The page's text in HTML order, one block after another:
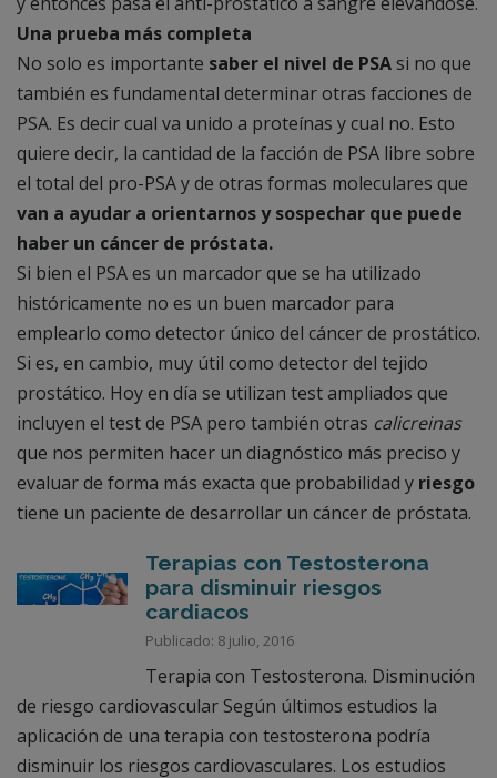
Una prueba más completa
No solo es importante saber el nivel de PSAsi no que
también es fundamental determinar otras facciones de
PSA. Es decir cual va unido a proteínas y cual no. Esto
quiere decir, la cantidad de la facción de PSA libre sobre
el total del pro-PSA y de otras formas moleculares que
van a ayudar a orientarnos y sospechar que puede
haber un cáncer de próstata.
Si bien el PSA es un marcador que se ha utilizado
históricamente no es un buen marcador para
emplearlo como detector único del cáncer de prostático.
Si es, en cambio, muy útil como detector del tejido
prostático. Hoy en día se utilizan test ampliados que
incluyen el test de PSA pero también otras calicreinas
que nos permiten hacer un diagnóstico más preciso y
evaluar de forma más exacta que probabilidad y riesgo
tiene un paciente de desarrollar un cáncer de próstata.
Terapias con Testosterona
para disminuir riesgos
cardiacos
Publicado: 8 julio, 2016
Terapia con Testosterona. Disminución
de riesgo cardiovascular Según últimos estudios la
aplicación de una terapia con testosterona podría
disminuir los riesgos cardiovasculares. Los estudios